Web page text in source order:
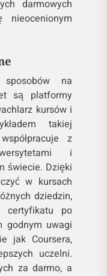
darmowych
na
są platformy
kursów i
takiej
z
i
świecie. Dzięki
w kursach
dziedzin,
certyfikatu po
godnym uwagi
jak Coursera,
uczelni.
za darmo, a